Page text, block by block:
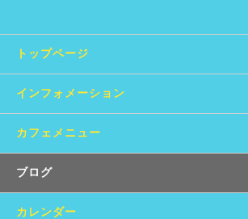
トップページ
インフォメーション
カフェメニュー
ブログ
カレンダー